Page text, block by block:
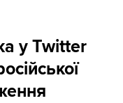
у Twitter